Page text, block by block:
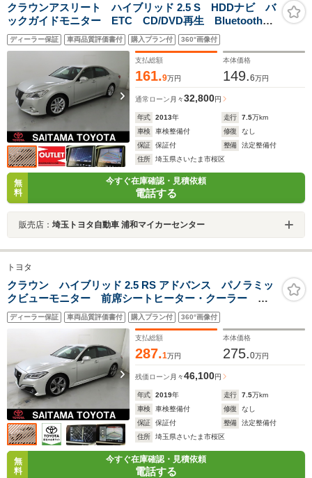
クラウンアスリート ハイブリッド 2.5 S HDDナビ バ
ックガイドモニター ETC CD/DVD再生 Bluetoothオ
ーディオ HIDヘッドライト プリクラッシュセーフテ
ィ クリアランスソナー シートヒーター
ディーラー保証 車両品質評価書付 購入プラン付 360°画像付
支払総額
161.9万円
本体価格
149.6万円
通常ローン 月々32,800円
年式 2013年 走行 7.5万km
車検
車検整備付 修復
なし
保証
保証付 整備
法定整備付
住所
埼玉県さいたま市桜区
無
料
今すぐ在庫確認・見積依頼
電話する
販売店： 埼玉トヨタ自動車 浦和マイカーセンター
トヨタ
クラウン ハイブリッド 2.5 RS アドバンス パノラミッ
クビューモニター 前席シートヒーター・クーラー ス
テアリングヒーター ブラインドスポットモニター オ
ートマチックハイビーム クルーズコントロール 純正
アルミホイール LEDヘッドライト
ディーラー保証 車両品質評価書付 購入プラン付 360°画像付
支払総額
287.1万円
本体価格
275.0万円
残価ローン 月々46,100円
年式 2019年 走行 7.5万km
車検
車検整備付 修復
なし
保証
保証付 整備
法定整備付
住所
埼玉県さいたま市桜区
無
料
今すぐ在庫確認・見積依頼
電話する